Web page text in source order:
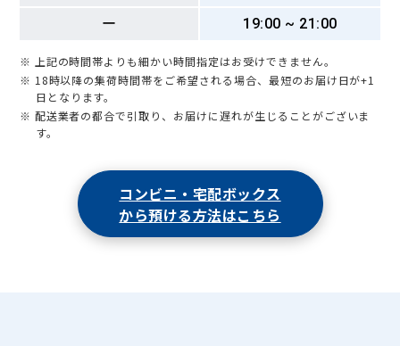
ー
19:00 ~ 21:00
※ 上記の時間帯よりも細かい時間指定はお受けできません。
※ 18時以降の集荷時間帯をご希望される場合、最短のお届け日が+1
日となります。
※ 配送業者の都合で引取り、お届けに遅れが生じることがございま
す。
コンビニ・宅配ボックス
から預ける方法はこちら